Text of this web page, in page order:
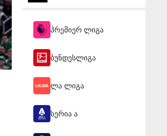
პრემიერ ლიგა
ბუნდესლიგა
ლა ლიგა
სერია ა